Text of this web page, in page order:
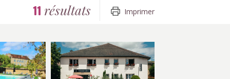
11 résultats Imprimer